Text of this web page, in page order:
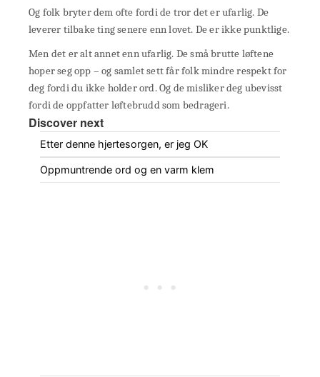
Og folk bryter dem ofte fordi de tror det er ufarlig. De
leverer tilbake ting senere enn lovet. De er ikke punktlige.
Men det er alt annet enn ufarlig. De små brutte løftene
hoper seg opp – og samlet sett får folk mindre respekt for
deg fordi du ikke holder ord. Og de misliker deg ubevisst
fordi de oppfatter løftebrudd som bedrageri.
Discover next
Etter denne hjertesorgen, er jeg OK
Oppmuntrende ord og en varm klem